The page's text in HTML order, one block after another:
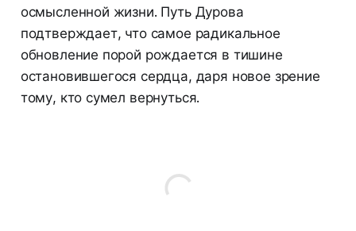
осмысленной жизни. Путь Дурова
подтверждает, что самое радикальное
обновление порой рождается в тишине
остановившегося сердца, даря новое зрение
тому, кто сумел вернуться.